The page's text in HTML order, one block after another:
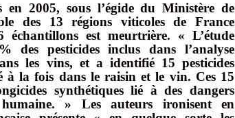
en 2005, sous l’égide du Ministère de
des 13 régions viticoles de France
est meurtrière. « L’étude
des pesticides inclus dans l’analyse
les vins, et a identifié 15 pesticides
à la fois dans le raisin et le vin. Ces 15
synthétiques lié à des dangers
» Les auteurs ironisent en